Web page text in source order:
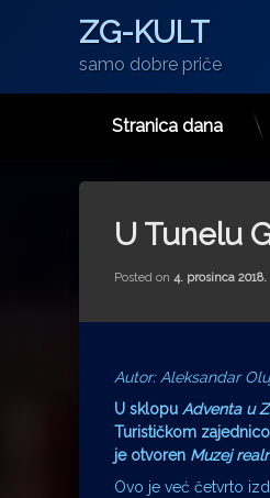
ZG-KULT
samo dobre priče
Stranica dana
U Tunelu
Posted on 4. prosinca 2018.
Autor: Aleksandar
U sklopu Adventa u
Turističkom
je otvoren Muzej
Ovo je već četvrto